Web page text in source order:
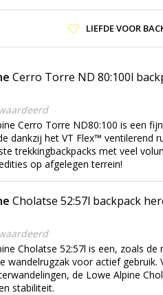
LIEFDE VOOR
Cerro Torre ND 80:100l
Cerro Torre ND80:100 is een
dankzij het VT Flex™ ventilerend
trekkingbackpacks met veel
op afgelegen terrein!
Cholatse 52:57l backpack
Cholatse 52:57l is een, zoals
wandelrugzak voor actief
de Lowe Alpine
stabiliteit.